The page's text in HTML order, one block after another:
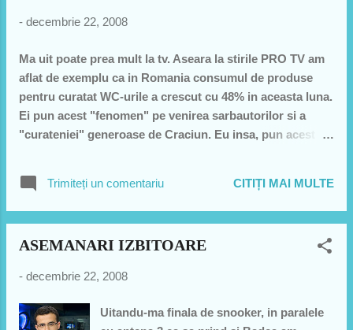
- decembrie 22, 2008
Ma uit poate prea mult la tv. Aseara la stirile PRO TV am
aflat de exemplu ca in Romania consumul de produse
pentru curatat WC-urile a crescut cu 48% in aceasta luna.
Ei pun acest "fenomen" pe venirea sarbautorilor si a
"curateniei" generoase de Craciun. Eu insa, pun acest
vin niste vremuri... vin niste vremuri.... Ca sa vedeti ca am
dreptate sa urmariti stirile sa vedeti ca vor anunta in
sub tejghea ca Sandra Brown la apogeu. Ar mai trebui sa
ajunga la toata lumea... Vin vremuri fratilor... dar ce
vremuri... imbratisati-va si pregatiti-va ca-s la usa, stau sa
intre.
Trimiteți un comentariu CITIȚI MAI MULTE
ASEMANARI IZBITOARE
- decembrie 22, 2008
Uitandu-ma finala de snooker, in paralele